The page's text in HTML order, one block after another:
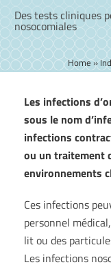
Des tests cliniques
nosocomiales
Home»
Les infections
sous le nom
infections
ou un traitement
environnements
Ces infections
personnel
lit ou des
Les infections